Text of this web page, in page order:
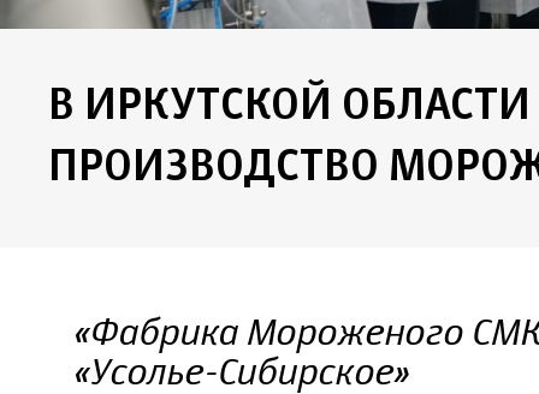
В ИРКУТСКОЙ
ПРОИЗВОДСТВО
«Фабрика Мороженого
«Усолье-Сибирское»